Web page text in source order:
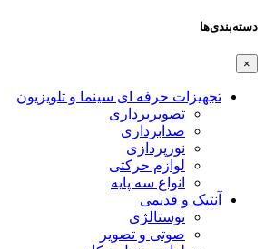
دسته‌بندی‌ها
×
تجهیزات حرفه ای سینما و تلویزیون
تصویربرداری
صدابرداری
نورپردازی
لوازم حرکتی
انواع سه پایه
آنتیک و قدیمی
نوستالژی
صوتی و تصویر